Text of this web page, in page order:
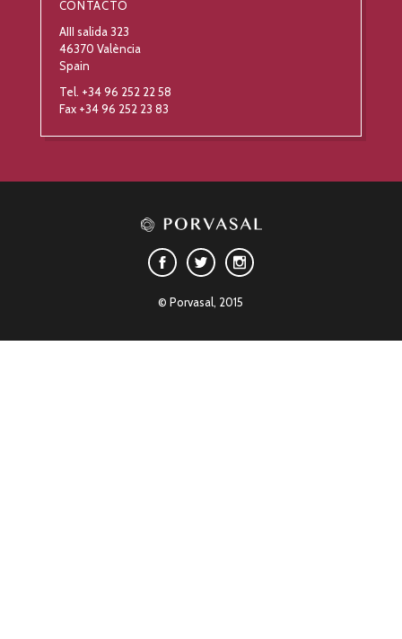
CONTACTO
AIII salida 323
46370 València
Spain
Tel. +34 96 252 22 58
Fax +34 96 252 23 83
© Porvasal, 2015